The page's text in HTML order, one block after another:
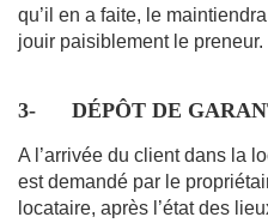
qu’il en a faite, le
jouir paisiblement le preneur.
3- DÉPÔT DE
A l’arrivée du client dans la
est demandé par le
locataire, après l’état des